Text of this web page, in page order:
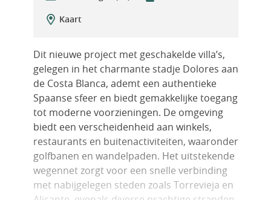
Kaart
Dit nieuwe project met geschakelde villa’s,
gelegen in het charmante stadje Dolores aan
de Costa Blanca, ademt een authentieke
Spaanse sfeer en biedt gemakkelijke toegang
tot moderne voorzieningen. De omgeving
biedt een verscheidenheid aan winkels,
restaurants en buitenactiviteiten, waaronder
golfbanen en wandelpaden. Het uitstekende
wegennet zorgt voor een snelle verbinding
met nabijgelegen steden zoals Torrevieja en